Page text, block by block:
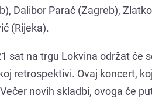
Dalibor Parać (Zagreb),
(Rijeka).
sat na trgu Lokvina održat će
retrospektivi. Ovaj koncert,
novih skladbi, ovoga će